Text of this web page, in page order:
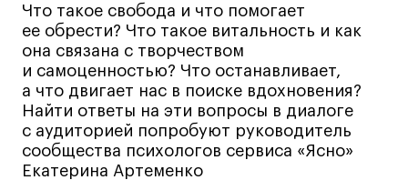
Что такое свобода и что помогает
ее обрести? Что такое витальность и как
она связана с творчеством
и самоценностью? Что останавливает,
а что двигает нас в поиске вдохновения?
Найти ответы на эти вопросы в диалоге
с аудиторией попробуют руководитель
сообщества психологов сервиса «Ясно»
Екатерина Артеменко